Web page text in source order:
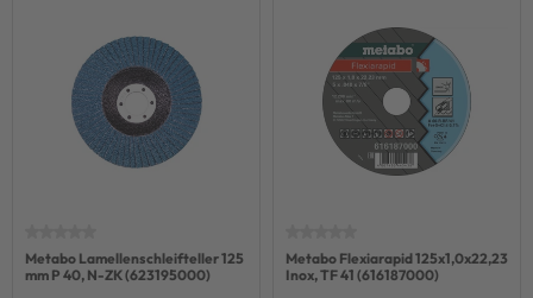
Metabo Lamellenschleifteller 125
mm P 40, N-ZK (623195000)
Metabo Flexiarapid 125x1,0x22,23
Inox, TF 41 (616187000)